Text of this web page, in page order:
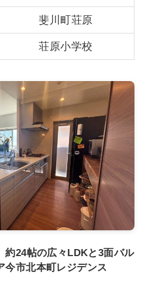
斐川町荘原
荘原小学校
約24帖の広々LDKと3面バル
今市北本町レジデンス